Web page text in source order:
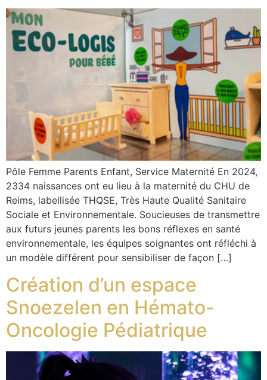
Pôle Femme Parents Enfant, Service Maternité En 2024,
2334 naissances ont eu lieu à la maternité du CHU de
Reims, labellisée THQSE, Très Haute Qualité Sanitaire
Sociale et Environnementale. Soucieuses de transmettre
aux futurs jeunes parents les bons réflexes en santé
environnementale, les équipes soignantes ont réfléchi à
un modèle différent pour sensibiliser de façon […]
Création d’un espace
Snoezelen en Hémato-
Oncologie Pédiatrique